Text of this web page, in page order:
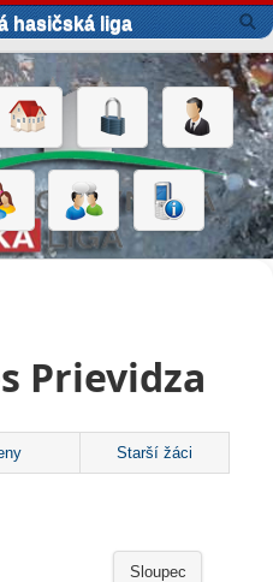
hasičská liga
Prievidza
Starší žáci
Sloupec